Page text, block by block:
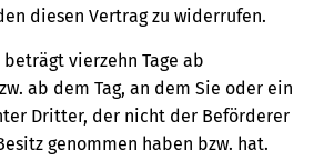
diesen Vertrag zu widerrufen.
vierzehn Tage ab
ab dem Tag, an dem Sie oder ein
Dritter, der nicht der Beförderer
genommen haben bzw. hat.